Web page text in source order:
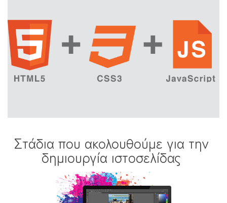
Στάδια που ακολουθούμε για την
δημιουργία ιστοσελίδας